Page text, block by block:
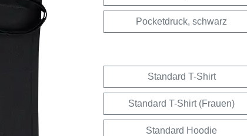
Pocketdruck, schwarz
Standard T-Shirt
Standard T-Shirt (Frauen)
Standard Hoodie